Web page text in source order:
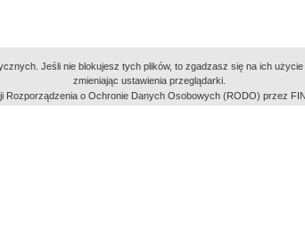
Jeśli nie blokujesz tych plików, to zgadzasz się na ich
zmieniając ustawienia przeglądarki.
Rozporządzenia o Ochronie Danych Osobowych (RODO) przez